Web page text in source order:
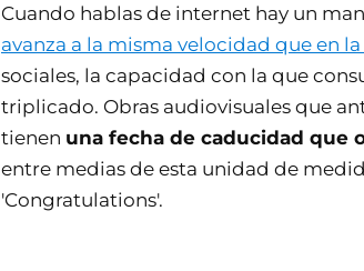
Cuando hablas de internet hay un
avanza a la misma velocidad que en
sociales, la capacidad con la que
triplicado. Obras audiovisuales que
tienen una fecha de caducidad que
entre medias de esta unidad de
'Congratulations'.